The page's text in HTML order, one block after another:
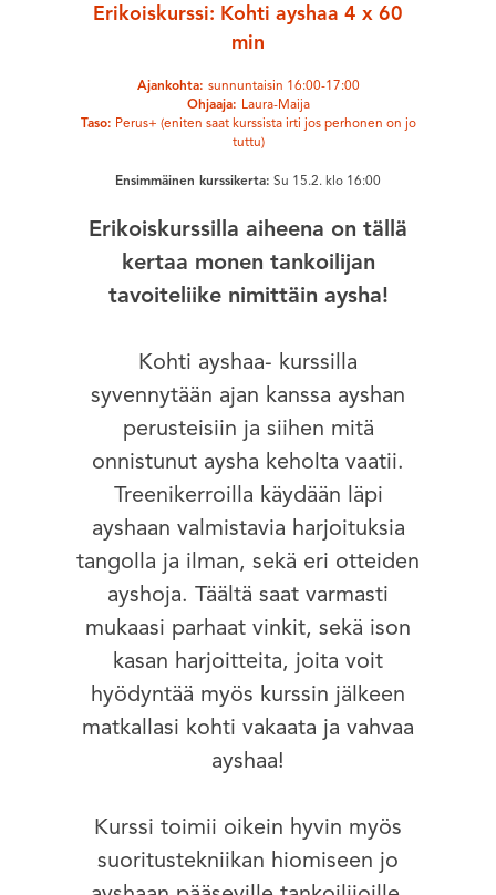
Erikoiskurssi: Kohti ayshaa 4 x 60
min
Ajankohta: sunnuntaisin 16:00-17:00
Ohjaaja: Laura-Maija
Taso: Perus+ (eniten saat kurssista irti jos perhonen on jo
tuttu)
Ensimmäinen kurssikerta: Su 15.2. klo 16:00
Erikoiskurssilla aiheena on tällä
kertaa monen tankoilijan
tavoiteliike nimittäin aysha!
Kohti ayshaa- kurssilla
syvennytään ajan kanssa ayshan
perusteisiin ja siihen mitä
onnistunut aysha keholta vaatii.
Treenikerroilla käydään läpi
ayshaan valmistavia harjoituksia
tangolla ja ilman, sekä eri otteiden
ayshoja. Täältä saat varmasti
mukaasi parhaat vinkit, sekä ison
kasan harjoitteita, joita voit
hyödyntää myös kurssin jälkeen
matkallasi kohti vakaata ja vahvaa
ayshaa!
Kurssi toimii oikein hyvin myös
suoritustekniikan hiomiseen jo